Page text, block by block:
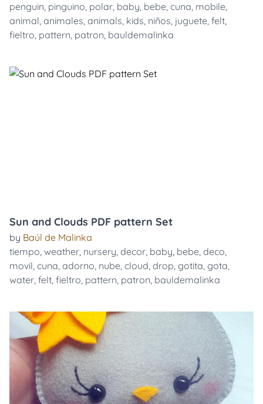
penguin, pinguino, polar, baby, bebe, cuna, mobile,
animal, animales, animals, kids, niños, juguete, felt,
fieltro, pattern, patron, bauldemalinka
Sun and Clouds PDF pattern Set
by Baúl de Malinka
tiempo, weather, nursery, decor, baby, bebe, deco,
movil, cuna, adorno, nube, cloud, drop, gotita, gota,
water, felt, fieltro, pattern, patron, bauldemalinka